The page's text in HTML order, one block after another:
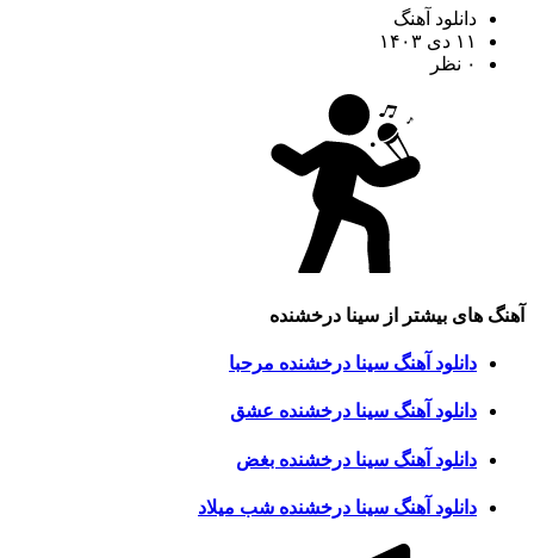
دانلود آهنگ
۱۱ دی ۱۴۰۳
۰ نظر
آهنگ های بیشتر از سینا درخشنده
دانلود آهنگ سینا درخشنده مرحبا
دانلود آهنگ سینا درخشنده عشق
دانلود آهنگ سینا درخشنده بغض
دانلود آهنگ سینا درخشنده شب میلاد